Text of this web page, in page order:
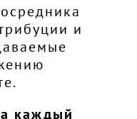
и
каждый